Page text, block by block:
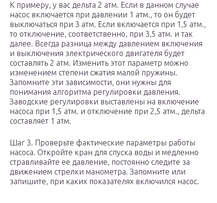
К примеру, у вас дельта 2 атм. Если в данном случае
насос включается при давлении 1 атм., то он будет
выключаться при 3 атм. Если включается при 1,5 атм.,
то отключение, соответственно, при 3,5 атм. и так
далее. Всегда разница между давлением включения
и выключения электрического двигателя будет
составлять 2 атм. Изменить этот параметр можно
изменением степени сжатия малой пружины.
Запомните эти зависимости, они нужны для
понимания алгоритма регулировки давления.
Заводские регулировки выставлены на включение
насоса при 1,5 атм. и отключение при 2,5 атм., дельта
составляет 1 атм.
Шаг 3. Проверьте фактические параметры работы
насоса. Откройте кран для спуска воды и медленно
стравливайте ее давление, постоянно следите за
движением стрелки манометра. Запомните или
запишите, при каких показателях включился насос.